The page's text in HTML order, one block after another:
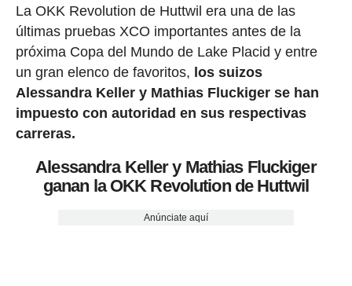
La OKK Revolution de Huttwil era una de las
últimas pruebas XCO importantes antes de la
próxima Copa del Mundo de Lake Placid y entre
un gran elenco de favoritos, los suizos
Alessandra Keller y Mathias Fluckiger se han
impuesto con autoridad en sus respectivas
carreras.
Alessandra Keller y Mathias Fluckiger
ganan la OKK Revolution de Huttwil
Anúnciate aquí